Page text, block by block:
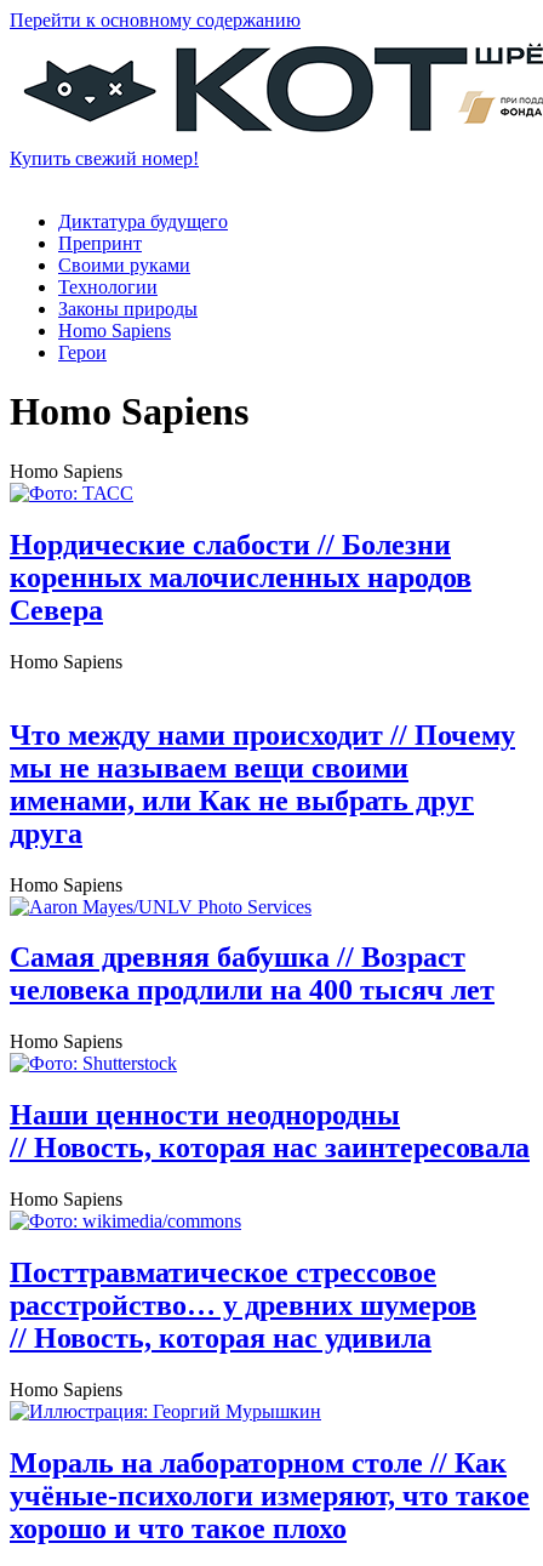
Перейти к основному содержанию
Купить свежий номер!
Диктатура будущего
Препринт
Своими руками
Технологии
Законы природы
Homo Sapiens
Герои
Homo Sapiens
Homo Sapiens
Нордические слабости // Болезни
коренных малочисленных народов
Севера
Homo Sapiens
Что между нами происходит // Почему
мы не называем вещи своими
именами, или Как не выбрать друг
друга
Homo Sapiens
Самая древняя бабушка // Возраст
человека продлили на 400 тысяч лет
Homo Sapiens
Наши ценности неоднородны
// Новость, которая нас заинтересовала
Homo Sapiens
Посттравматическое стрессовое
расстройство… у древних шумеров
// Новость, которая нас удивила
Homo Sapiens
Мораль на лабораторном столе // Как
учёные-психологи измеряют, что такое
хорошо и что такое плохо